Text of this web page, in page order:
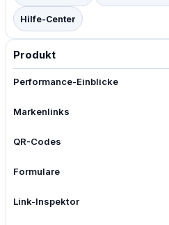
Hilfe-Center
Produkt
Performance-Einblicke
Markenlinks
QR-Codes
Formulare
Link-Inspektor